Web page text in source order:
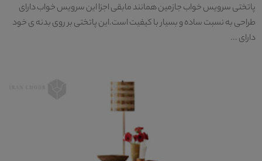
پاتختی سرویس خواب جازمین همانند مابقی اجزا این سرویس خواب دارای
طراحی به نسبت ساده و بسیار با کیفیت است.این پاتختی بر روی بدنه ی خود
دارای ...